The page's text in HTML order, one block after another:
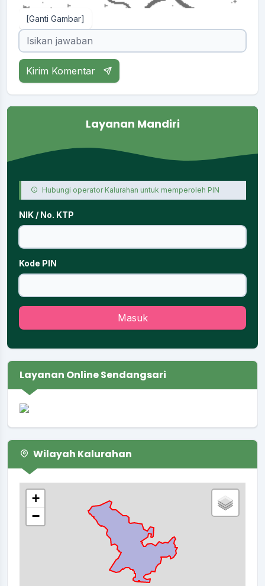
[Ganti Gambar]
Kirim Komentar
Layanan Mandiri
Hubungi operator Kalurahan untuk memperoleh PIN
NIK / No. KTP
Kode PIN
Masuk
Layanan Online Sendangsari
Wilayah Kalurahan
+
−